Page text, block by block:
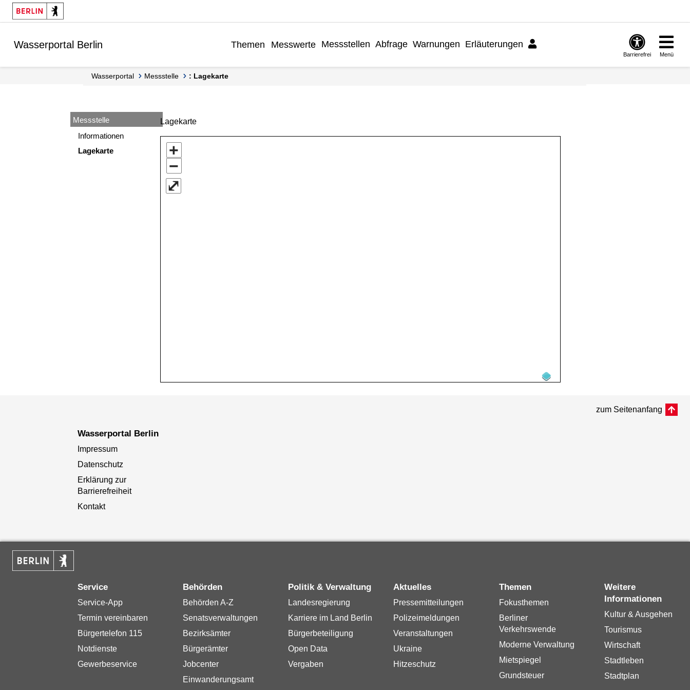
Springe zur Navigation
Springe zum Inhalt
Wasserportal Berlin Themen Messwerte Messstellen Abfrage Warnungen Erläuterungen
Barrierefrei Menü
Wasserportal Messstelle : Lagekarte
Messstelle
Informationen
Lagekarte
Lagekarte
+
−
⤢
zum Seitenanfang
Wasserportal Berlin
Impressum
Datenschutz
Erklärung zur
Barrierefreiheit
Kontakt
Service
Service-App
Termin vereinbaren
Bürgertelefon 115
Notdienste
Gewerbeservice
Behörden
Behörden A-Z
Senatsverwaltungen
Bezirksämter
Bürgerämter
Jobcenter
Einwanderungsamt
Politik & Verwaltung
Landesregierung
Karriere im Land Berlin
Bürgerbeteiligung
Open Data
Vergaben
Aktuelles
Pressemitteilungen
Polizeimeldungen
Veranstaltungen
Ukraine
Hitzeschutz
Themen
Fokusthemen
Berliner
Verkehrswende
Moderne Verwaltung
Mietspiegel
Grundsteuer
Weitere
Informationen
Kultur & Ausgehen
Tourismus
Wirtschaft
Stadtleben
Stadtplan